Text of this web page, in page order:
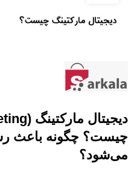
چیست؟ چگونه باعث
می‌شود؟